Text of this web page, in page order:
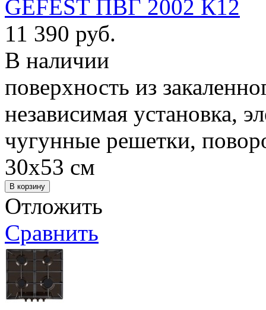
GEFEST ПВГ 2002 К12
11 390 руб.
В наличии
поверхность из
независимая установка,
чугунные решетки,
30х53 см
Отложить
Сравнить